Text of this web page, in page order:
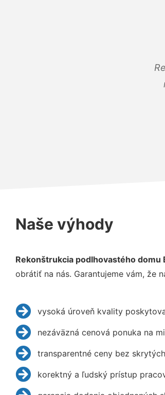
Naše výhody
Rekonštrukcia podlhovastého domu
obrátiť na nás. Garantujeme vám, že
vysoká úroveň kvality
nezáväzná cenová ponuka na
transparentné ceny bez
korektný a ľudský prístup